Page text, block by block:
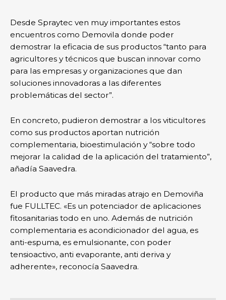
Desde Spraytec ven muy importantes estos
encuentros como Demovila donde poder
demostrar la eficacia de sus productos “tanto para
agricultores y técnicos que buscan innovar como
para las empresas y organizaciones que dan
soluciones innovadoras a las diferentes
problemáticas del sector”.
En concreto, pudieron demostrar a los viticultores
como sus productos aportan nutrición
complementaria, bioestimulación y “sobre todo
mejorar la calidad de la aplicación del tratamiento”,
añadía Saavedra.
El producto que más miradas atrajo en Demoviña
fue FULLTEC. «Es un potenciador de aplicaciones
fitosanitarias todo en uno. Además de nutrición
complementaria es acondicionador del agua, es
anti-espuma, es emulsionante, con poder
tensioactivo, anti evaporante, anti deriva y
adherente», reconocía Saavedra.